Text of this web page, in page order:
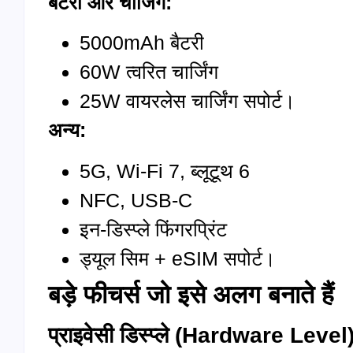
5000mAh बैटरी
60W त्वरित चार्जिंग
25W वायरलेस चार्जिंग सपोर्ट।
अन्य:
5G, Wi-Fi 7, ब्लूटूथ 6
NFC, USB-C
इन-डिस्प्ले फिंगरप्रिंट
ड्यूल सिम + eSIM सपोर्ट।
बड़े फीचर्स जो इसे अलग बनाते हैं
प्राइवेसी डिस्प्ले (Hardware